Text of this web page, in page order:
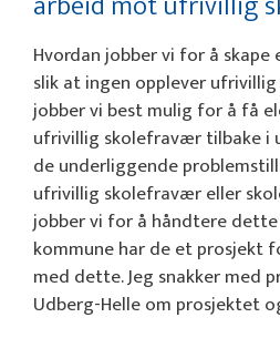
Hvordan jobber vi for å
slik at ingen opplever
jobber vi best mulig for å få
ufrivillig skolefravær tilbake i
de underliggende
ufrivillig skolefravær eller
jobber vi for å håndtere dette
kommune har de et prosjekt
med dette. Jeg snakker med
Udberg-Helle om prosjektet